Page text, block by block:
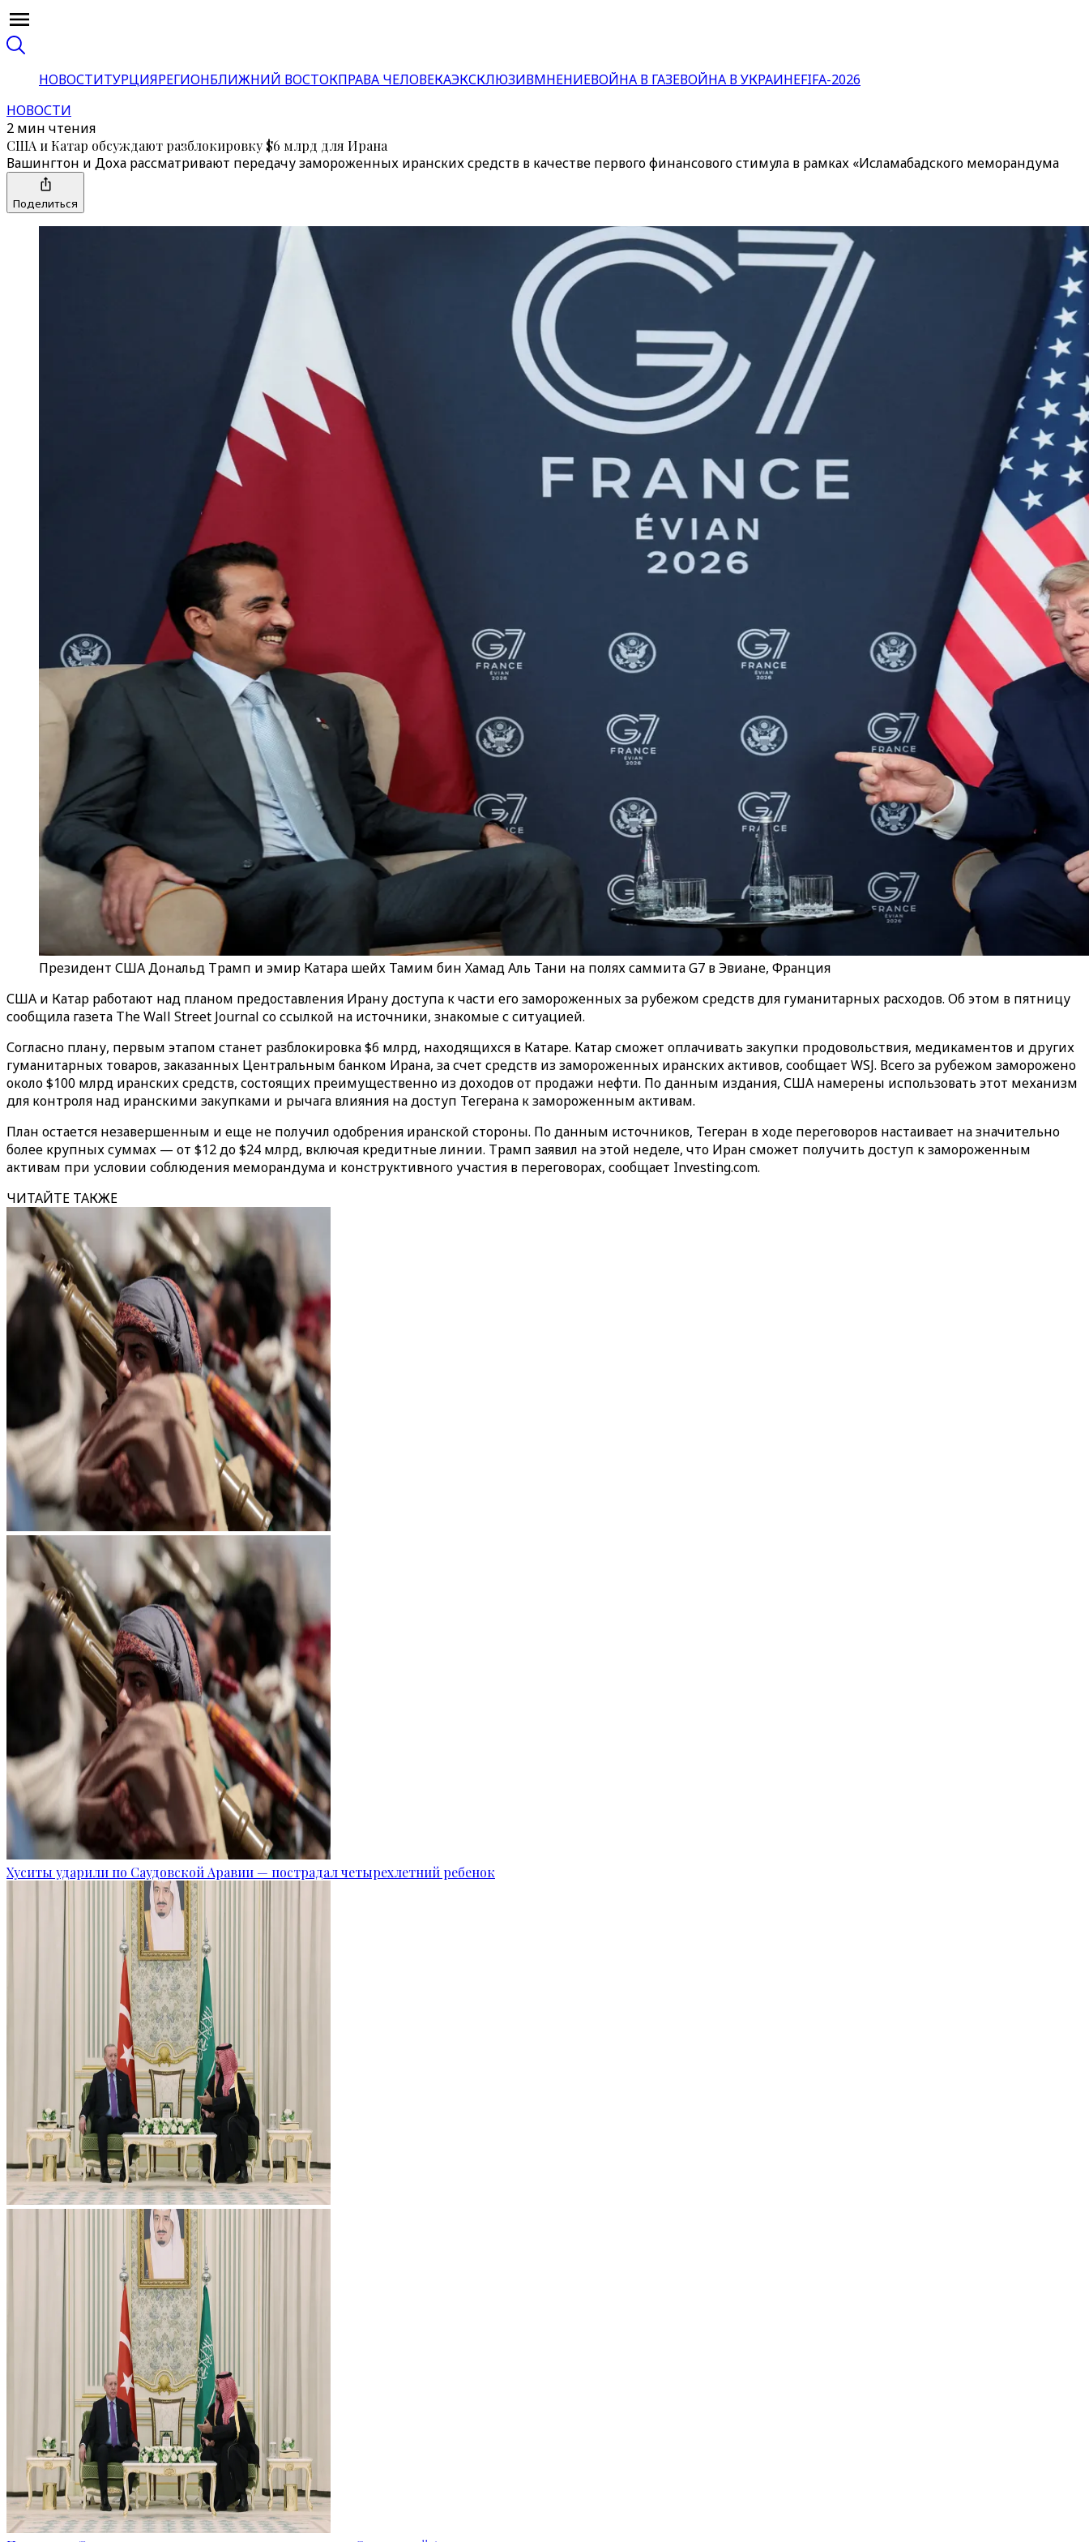
НОВОСТИТУРЦИЯРЕГИОНБЛИЖНИЙ ВОСТОКПРАВА ЧЕЛОВЕКАЭКСКЛЮЗИВМНЕНИЕВОЙНА В ГАЗЕВОЙНА В УКРАИНЕFIFA-2026
НОВОСТИ
2 мин чтения
США и Катар обсуждают разблокировку $6 млрд для Ирана
Вашингтон и Доха рассматривают передачу замороженных иранских средств в качестве первого финансового стимула в рамках «Исламабадского меморандума
Поделиться
Президент США Дональд Трамп и эмир Катара шейх Тамим бин Хамад Аль Тани на полях саммита G7 в Эвиане, Франция
США и Катар работают над планом предоставления Ирану доступа к части его замороженных за рубежом средств для гуманитарных расходов. Об этом в пятницу
сообщила газета The Wall Street Journal со ссылкой на источники, знакомые с ситуацией.
Согласно плану, первым этапом станет разблокировка $6 млрд, находящихся в Катаре. Катар сможет оплачивать закупки продовольствия, медикаментов и других
гуманитарных товаров, заказанных Центральным банком Ирана, за счет средств из замороженных иранских активов, сообщает WSJ. Всего за рубежом заморожено
около $100 млрд иранских средств, состоящих преимущественно из доходов от продажи нефти. По данным издания, США намерены использовать этот механизм
для контроля над иранскими закупками и рычага влияния на доступ Тегерана к замороженным активам.
План остается незавершенным и еще не получил одобрения иранской стороны. По данным источников, Тегеран в ходе переговоров настаивает на значительно
более крупных суммах — от $12 до $24 млрд, включая кредитные линии. Трамп заявил на этой неделе, что Иран сможет получить доступ к замороженным
активам при условии соблюдения меморандума и конструктивного участия в переговорах, сообщает Investing.com.
ЧИТАЙТЕ ТАКЖЕ
Хуситы ударили по Саудовской Аравии — пострадал четырехлетний ребенок